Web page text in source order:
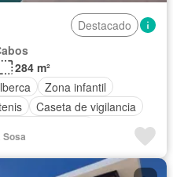
Destacado
284 m²
Zona infantil
Caseta de vigilancia
Gimnasio
Terraza
Sosa